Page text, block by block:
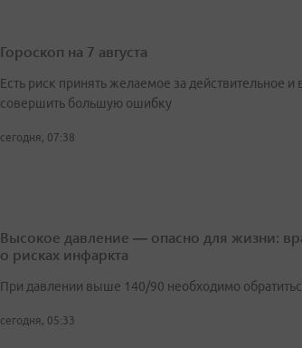
Гороскоп на 7 августа
Есть риск принять желаемое за действительное и
совершить большую ошибку
сегодня, 07:38
Высокое давление — опасно для жизни:
о рисках инфаркта
При давлении выше 140/90 необходимо
сегодня, 05:33